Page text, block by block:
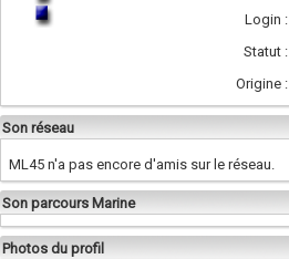
Login :
Statut :
Origine :
Son réseau
ML45 n'a pas encore d'amis sur le réseau.
Son parcours Marine
Photos du profil